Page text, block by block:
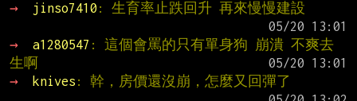
→
jinso7410 : 生育率止跌回升 再來慢慢建設
→
a1280547 : 這個會罵的只有單身狗 崩潰 不爽去
生啊
→
knives : 幹，房價還沒崩，怎麼又回彈了